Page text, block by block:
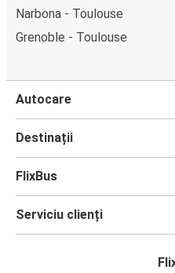
Narbona - Toulouse
Grenoble - Toulouse
Autocare
Destinații
FlixBus
Serviciu clienți